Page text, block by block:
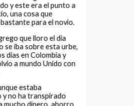
y este era el punto a
una cosa que
para el novio.
que lloro el dia
se iba sobre esta urbe,
dias en Colombia y
a mundo Unido con
estaba
y no ha transpirado